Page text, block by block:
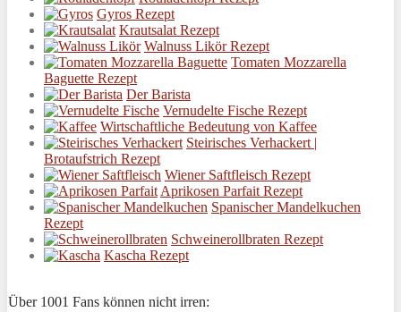
Gyros Rezept
Krautsalat Rezept
Walnuss Likör Rezept
Tomaten Mozzarella
Baguette Rezept
Der Barista
Vernudelte Fische Rezept
Wirtschaftliche Bedeutung von Kaffee
Steirisches Verhackert |
Brotaufstrich Rezept
Wiener Saftfleisch Rezept
Aprikosen Parfait Rezept
Spanischer Mandelkuchen
Rezept
Schweinerollbraten Rezept
Kascha Rezept
Über 1001 Fans können nicht irren: